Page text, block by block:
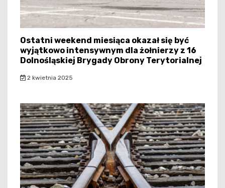
Ostatni weekend miesiąca okazał się być
wyjątkowo intensywnym dla żołnierzy z 16
Dolnośląskiej Brygady Obrony Terytorialnej
2 kwietnia 2025